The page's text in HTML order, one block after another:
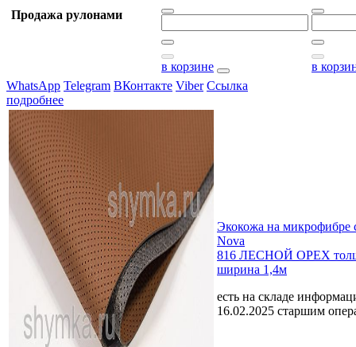
Продажа рулонами
в корзине
в
WhatsApp Telegram ВКонтакте Viber Ссылка
подробнее
Экокожа на микрофибре
Nova
816 ЛЕСНОЙ ОРЕХ
ширина 1,4м
есть на складе
16.02.2025 старшим